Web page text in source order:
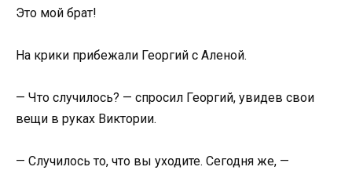
Это мой брат!
На крики прибежали Георгий с Аленой.
— Что случилось? — спросил Георгий, увидев свои
вещи в руках Виктории.
— Случилось то, что вы уходите. Сегодня же, —